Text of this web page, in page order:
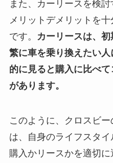
また、カーリースを検
メリットデメリットを
です。
カーリースは、
繁に車を乗り換えたい
的に見ると購入に比べ
があります。
このように、クロスビ
は、自身のライフスタイ
購入かリースかを適切